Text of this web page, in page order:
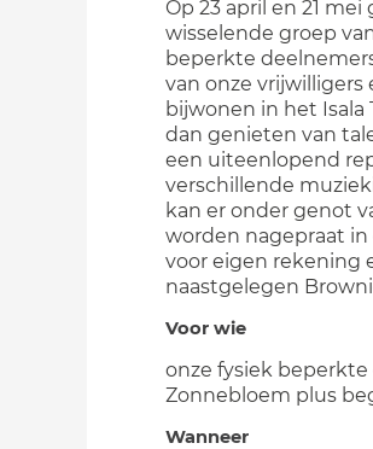
Op 23 april en 21
wisselende groep
beperkte
van onze
bijwonen in het Isala
dan genieten van
een uiteenlopend
verschillende
kan er onder genot
worden nagepraat in
voor eigen rekening
naastgelegen
Voor wie
onze fysiek
Zonnebloem plus
Wanneer